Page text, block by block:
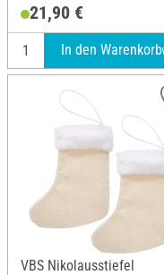
21,90 €
In den Warenkorb
VBS Nikolausstiefel